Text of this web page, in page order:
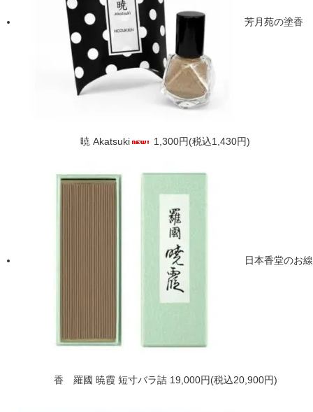
芳月苑の塗香
暁 Akatsuki 1,300円(税込1,430円)
日本香堂のお線
香 羅國 暁霞 短寸バラ詰 19,000円(税込20,900円)